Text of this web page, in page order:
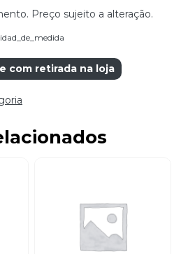
Preço sujeito a alteração.
com retirada na loja